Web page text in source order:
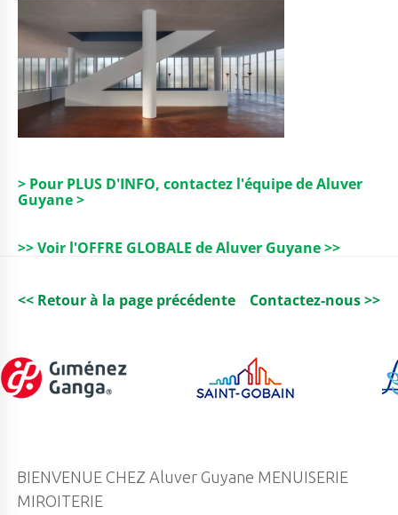
> Pour PLUS D'INFO, contactez l'équipe de Aluver
Guyane >
>> Voir l'OFFRE GLOBALE de Aluver Guyane >>
<< Retour à la page précédente Contactez-nous >>
BIENVENUE CHEZ Aluver Guyane MENUISERIE
MIROITERIE